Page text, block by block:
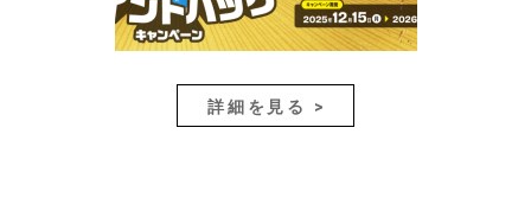
詳細を見る >